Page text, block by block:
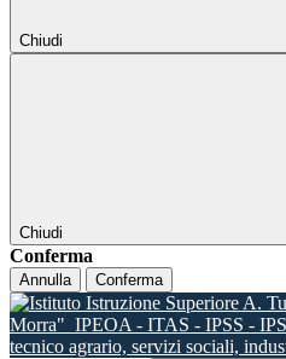
Chiudi
Chiudi
Conferma
Annulla Conferma
Morra" IPEOA - ITAS - IPSS -
tecnico agrario, servizi sociali,